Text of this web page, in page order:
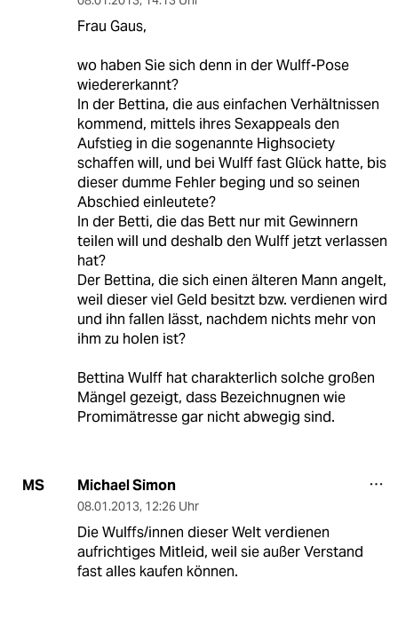
Frau Gaus,
wo haben Sie sich denn in der Wulff-Pose
wiedererkannt?
In der Bettina, die aus einfachen Verhältnissen
kommend, mittels ihres Sexappeals den
Aufstieg in die sogenannte Highsociety
schaffen will, und bei Wulff fast Glück hatte, bis
dieser dumme Fehler beging und so seinen
Abschied einleutete?
In der Betti, die das Bett nur mit Gewinnern
teilen will und deshalb den Wulff jetzt verlassen
hat?
Der Bettina, die sich einen älteren Mann angelt,
weil dieser viel Geld besitzt bzw. verdienen wird
und ihn fallen lässt, nachdem nichts mehr von
ihm zu holen ist?
Bettina Wulff hat charakterlich solche großen
Mängel gezeigt, dass Bezeichnugnen wie
Promimätresse gar nicht abwegig sind.
MS Michael Simon
08.01.2013, 12:26 Uhr
Die Wulffs/innen dieser Welt verdienen
aufrichtiges Mitleid, weil sie außer Verstand
fast alles kaufen können.